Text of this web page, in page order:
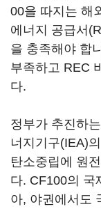
00을 따지는 해
에너지 공급서
을 충족해야 합
부족하고 REC
다.
정부가 추진하
너지기구(IEA)
탄소중립에 원
다. CF100의 국
아, 야권에서도